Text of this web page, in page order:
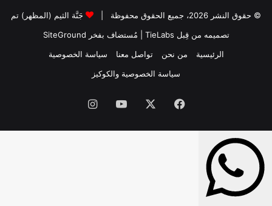
© حقوق النشر 2026، جميع الحقوق محفوظة |
جَنَّة الثيم (المظهر) تم
تصميمه من قِبل TieLabs
| مُستضاف بفخر SiteGround
الرئيسية
من نحن تواصل معنا
سياسة الخصوصية
سياسة الخصوصية والكوكيز
فيسبوك ‫YouTubeانستقرام